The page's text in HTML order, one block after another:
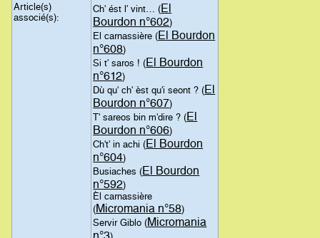
Article(s)
associé(s):
Ch' ést l' vint… (El
Bourdon n°602)
El carnassière (El Bourdon
n°608)
Si t' saros ! (El Bourdon
n°612)
Dù qu' ch' èst qu'i seont ? (El
Bourdon n°607)
T' sareos bin m'dire ? (El
Bourdon n°606)
Ch't' in achi (El Bourdon
n°604)
Busiaches (El Bourdon
n°592)
Èl carnassière
(Micromania n°58)
Servir Giblo (Micromania